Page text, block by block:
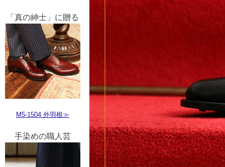
「真の紳士」に贈る
M5-1504 外羽根≫
手染めの職人芸